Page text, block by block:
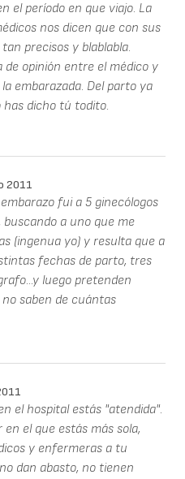
el período en que viajo. La
nos dicen que con sus
precisos y blablabla.
opinión entre el médico y
embarazada. Del parto ya
has dicho tú todito.
2011
fui a 5 ginecólogos
a uno que me
(ingenua yo) y resulta que a
fechas de parto, tres
luego pretenden
no saben de cuántas
el hospital estás "atendida".
el que estás más sola,
y enfermeras a tu
dan abasto, no tienen